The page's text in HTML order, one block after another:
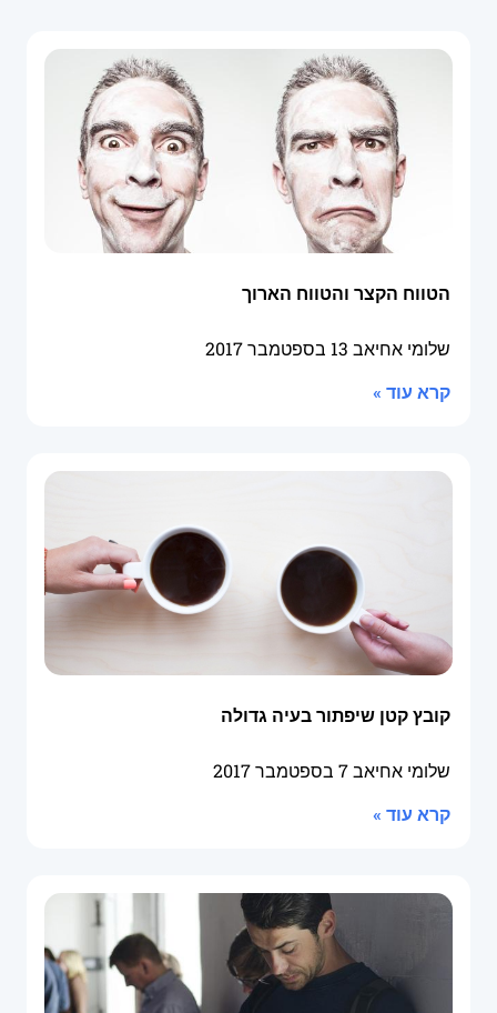
הטווח הקצר והטווח הארוך
שלומי אחיאב 13 בספטמבר 2017
קרא עוד »
קובץ קטן שיפתור בעיה גדולה
שלומי אחיאב7 בספטמבר 2017
קרא עוד »